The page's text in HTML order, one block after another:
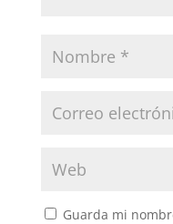
Guarda mi